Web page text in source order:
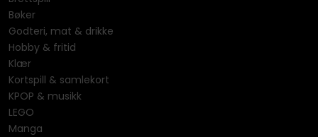
Bøker
Godteri, mat & drikke
Hobby & fritid
Klær
Kortspill & samlekort
KPOP & musikk
LEGO
Manga